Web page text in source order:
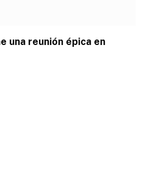
una reunión épica en